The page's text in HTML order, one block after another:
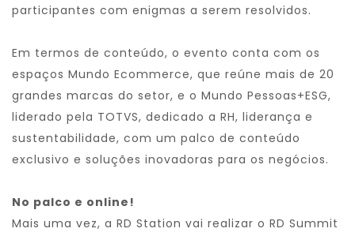
participantes com enigmas a serem resolvidos.
Em termos de conteúdo, o evento conta com os
espaços Mundo Ecommerce, que reúne mais de 20
grandes marcas do setor, e o Mundo Pessoas+ESG,
liderado pela TOTVS, dedicado a RH, liderança e
sustentabilidade, com um palco de conteúdo
exclusivo e soluções inovadoras para os negócios.
No palco e online!
Mais uma vez, a RD Station vai realizar o RD Summit